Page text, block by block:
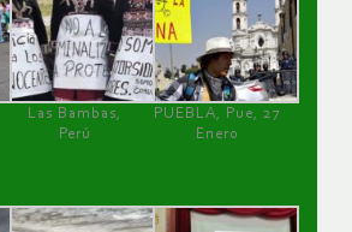
Las Bambas,
Perú
PUEBLA, Pue, 27
Enero